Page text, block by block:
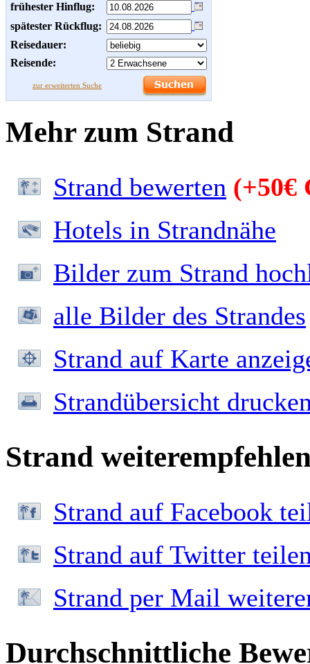
frühester Hinflug:
spätester Rückflug:
Reisedauer:
Reisende:
zur erweiterten Suche
Mehr zum Strand
Strand bewerten (+50€
Hotels in Strandnähe
Bilder zum Strand
alle Bilder des Strandes
Strand auf Karte
Strandübersicht
Strand
Strand auf Facebook
Strand auf Twitter
Strand per Mail
Durchschnittliche